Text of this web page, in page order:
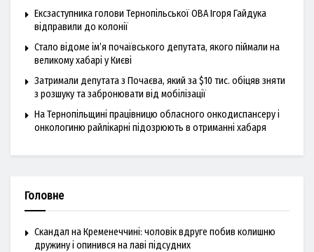
Ексзаступника голови Тернопільської ОВА Ігоря Гайдука
відправили до колонії
Стало відоме ім’я почаївського депутата, якого піймали на
великому хабарі у Києві
Затримали депутата з Почаєва, який за $10 тис. обіцяв зняти
з розшуку та забронювати від мобілізації
На Тернопільщині працівницю обласного онкодиспансеру і
онкологиню райлікарні підозрюють в отриманні хабаря
Головне
Скандал на Кременеччині: чоловік вдруге побив колишню
дружину і опинився на лаві підсудних